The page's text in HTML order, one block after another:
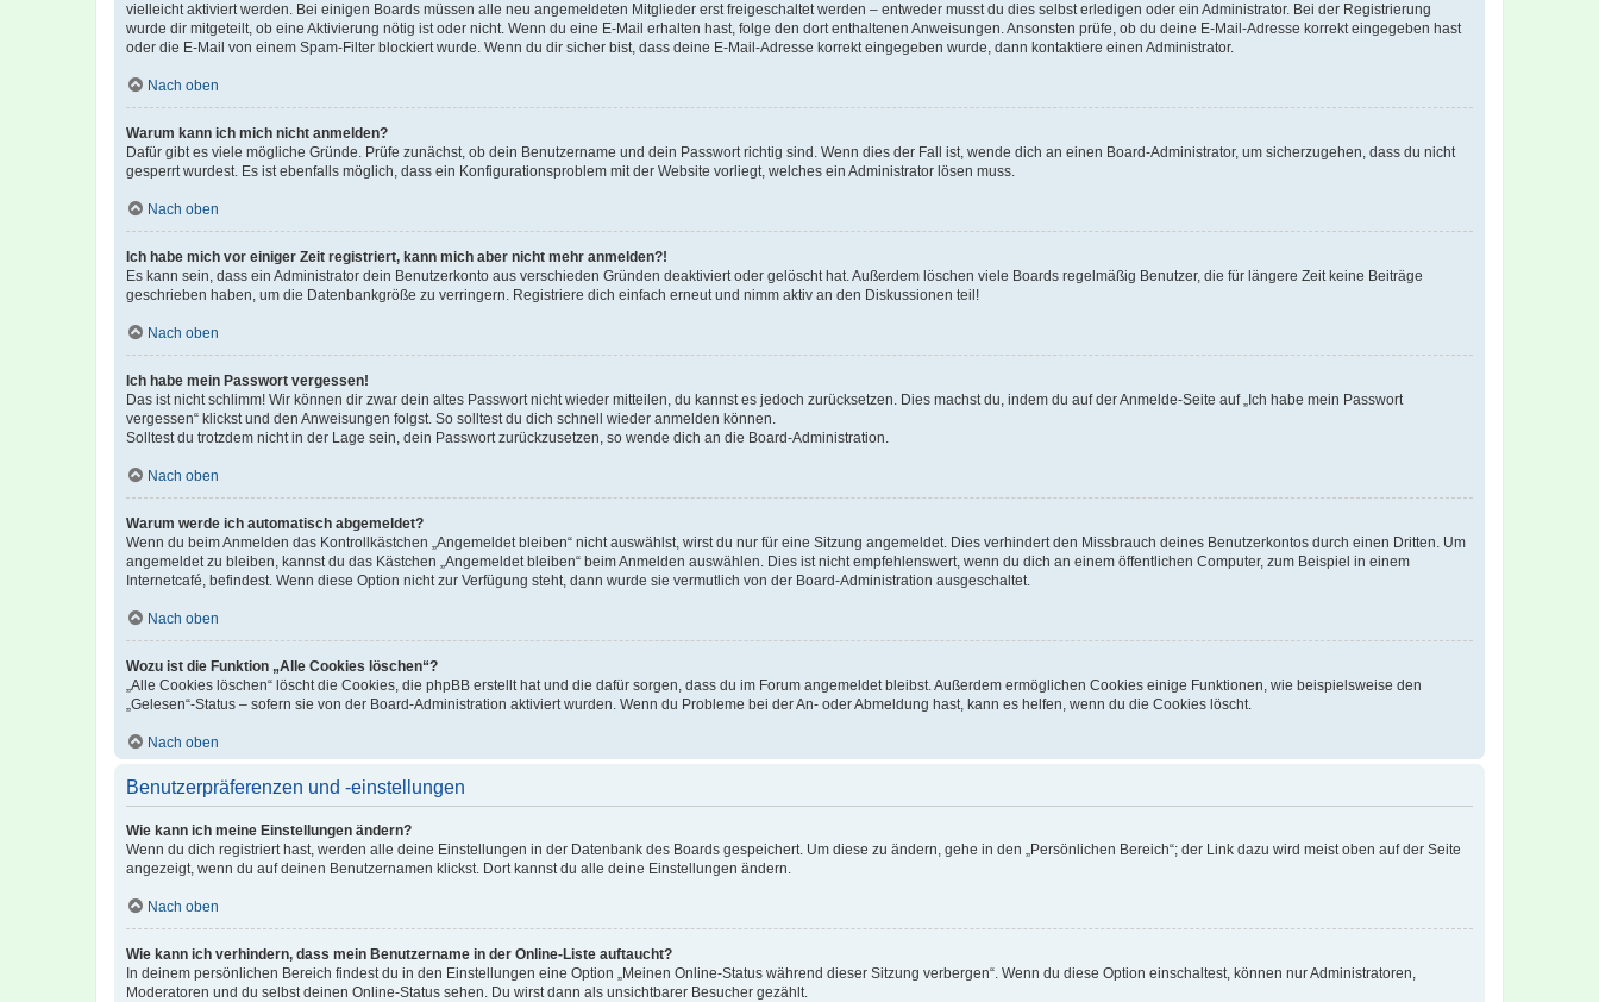
vielleicht aktiviert werden. Bei einigen Boards müssen alle neu angemeldeten Mitglieder erst freigeschaltet werden – entweder musst du dies selbst erledigen oder ein Administrator. Bei der Registrierung
wurde dir mitgeteilt, ob eine Aktivierung nötig ist oder nicht. Wenn du eine E-Mail erhalten hast, folge den dort enthaltenen Anweisungen. Ansonsten prüfe, ob du deine E-Mail-Adresse korrekt eingegeben hast
oder die E-Mail von einem Spam-Filter blockiert wurde. Wenn du dir sicher bist, dass deine E-Mail-Adresse korrekt eingegeben wurde, dann kontaktiere einen Administrator.
Nach oben
Warum kann ich mich nicht anmelden?
Dafür gibt es viele mögliche Gründe. Prüfe zunächst, ob dein Benutzername und dein Passwort richtig sind. Wenn dies der Fall ist, wende dich an einen Board-Administrator, um sicherzugehen, dass du nicht
gesperrt wurdest. Es ist ebenfalls möglich, dass ein Konfigurationsproblem mit der Website vorliegt, welches ein Administrator lösen muss.
Nach oben
Ich habe mich vor einiger Zeit registriert, kann mich aber nicht mehr anmelden?!
Es kann sein, dass ein Administrator dein Benutzerkonto aus verschieden Gründen deaktiviert oder gelöscht hat. Außerdem löschen viele Boards regelmäßig Benutzer, die für längere Zeit keine Beiträge
geschrieben haben, um die Datenbankgröße zu verringern. Registriere dich einfach erneut und nimm aktiv an den Diskussionen teil!
Nach oben
Ich habe mein Passwort vergessen!
Das ist nicht schlimm! Wir können dir zwar dein altes Passwort nicht wieder mitteilen, du kannst es jedoch zurücksetzen. Dies machst du, indem du auf der Anmelde-Seite auf „Ich habe mein Passwort
vergessen“ klickst und den Anweisungen folgst. So solltest du dich schnell wieder anmelden können.
Solltest du trotzdem nicht in der Lage sein, dein Passwort zurückzusetzen, so wende dich an die Board-Administration.
Nach oben
Warum werde ich automatisch abgemeldet?
Wenn du beim Anmelden das Kontrollkästchen „Angemeldet bleiben“ nicht auswählst, wirst du nur für eine Sitzung angemeldet. Dies verhindert den Missbrauch deines Benutzerkontos durch einen Dritten. Um
angemeldet zu bleiben, kannst du das Kästchen „Angemeldet bleiben“ beim Anmelden auswählen. Dies ist nicht empfehlenswert, wenn du dich an einem öffentlichen Computer, zum Beispiel in einem
Internetcafé, befindest. Wenn diese Option nicht zur Verfügung steht, dann wurde sie vermutlich von der Board-Administration ausgeschaltet.
Nach oben
Wozu ist die Funktion „Alle Cookies löschen“?
„Alle Cookies löschen“ löscht die Cookies, die phpBB erstellt hat und die dafür sorgen, dass du im Forum angemeldet bleibst. Außerdem ermöglichen Cookies einige Funktionen, wie beispielsweise den
„Gelesen“-Status – sofern sie von der Board-Administration aktiviert wurden. Wenn du Probleme bei der An- oder Abmeldung hast, kann es helfen, wenn du die Cookies löscht.
Nach oben
Benutzerpräferenzen und -einstellungen
Wie kann ich meine Einstellungen ändern?
Wenn du dich registriert hast, werden alle deine Einstellungen in der Datenbank des Boards gespeichert. Um diese zu ändern, gehe in den „Persönlichen Bereich“; der Link dazu wird meist oben auf der Seite
angezeigt, wenn du auf deinen Benutzernamen klickst. Dort kannst du alle deine Einstellungen ändern.
Nach oben
Wie kann ich verhindern, dass mein Benutzername in der Online-Liste auftaucht?
In deinem persönlichen Bereich findest du in den Einstellungen eine Option „Meinen Online-Status während dieser Sitzung verbergen“. Wenn du diese Option einschaltest, können nur Administratoren,
Moderatoren und du selbst deinen Online-Status sehen. Du wirst dann als unsichtbarer Besucher gezählt.